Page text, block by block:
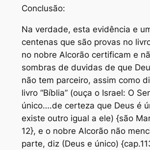
Conclusão:
Na verdade, esta evidência e
centenas que são provas no
no nobre Alcorão certificam e
sombras de duvidas de que
não tem parceiro, assim como
livro “Bíblia” (ouça o Israel: O
único….de certeza que Deus é
existe outro igual a ele) {são
12}, e o nobre Alcorão não
parte, diz (Deus e único)